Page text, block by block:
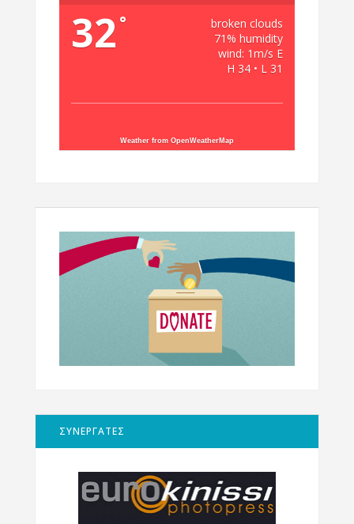
32 °
broken clouds
71% humidity
wind: 1m/s E
H 34 • L 31
Weather from OpenWeatherMap
ΣΥΝΕΡΓΑΤΕΣ